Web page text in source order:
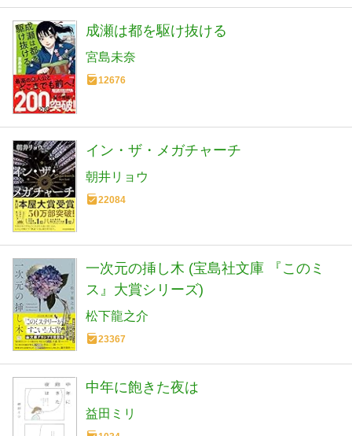
成瀬は都を駆け抜ける
宮島未奈
12676
イン・ザ・メガチャーチ
朝井リョウ
22084
一次元の挿し木 (宝島社文庫 『このミ
ス』大賞シリーズ)
松下龍之介
23367
中年に飽きた夜は
益田ミリ